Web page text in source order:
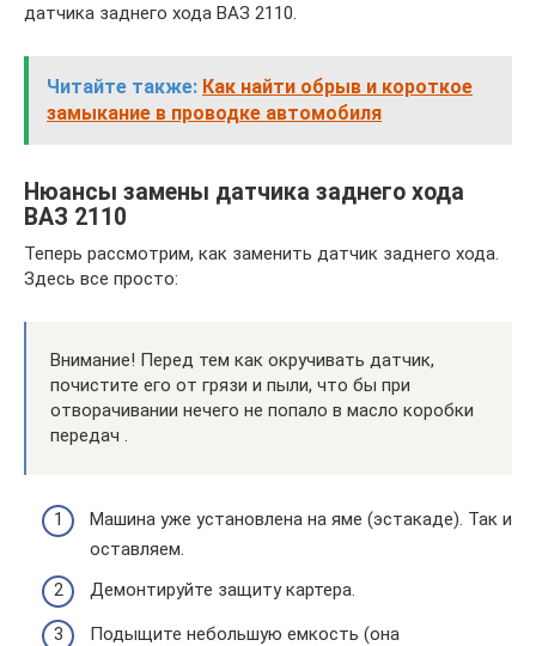
датчика заднего хода ВАЗ 2110.
Читайте также: Как найти обрыв и короткое
замыкание в проводке автомобиля
Нюансы замены датчика заднего хода
ВАЗ 2110
Теперь рассмотрим, как заменить датчик заднего хода.
Здесь все просто:
Внимание! Перед тем как окручивать датчик,
почистите его от грязи и пыли, что бы при
отворачивании нечего не попало в масло коробки
передач .
Машина уже установлена на яме (эстакаде). Так и
оставляем.
Демонтируйте защиту картера.
Подыщите небольшую емкость (она